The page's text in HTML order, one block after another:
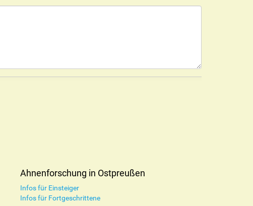
Ahnenforschung in Ostpreußen
Infos für Einsteiger
Infos für Fortgeschrittene